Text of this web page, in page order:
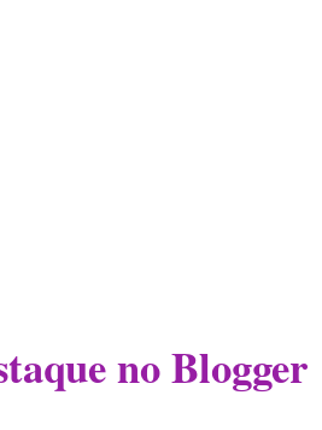
no Blogger